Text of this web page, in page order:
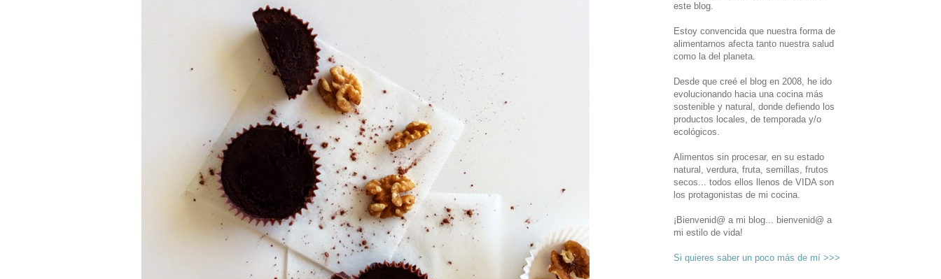
este blog.
Estoy convencida que nuestra forma de
alimentarnos afecta tanto nuestra salud
como la del planeta.
Desde que creé el blog en 2008, he ido
evolucionando hacia una cocina más
sostenible y natural, donde defiendo los
productos locales, de temporada y/o
ecológicos.
Alimentos sin procesar, en su estado
natural, verdura, fruta, semillas, frutos
secos... todos ellos llenos de VIDA son
los protagonistas de mi cocina.
¡Bienvenid@ a mi blog... bienvenid@ a
mi estilo de vida!
Si quieres saber un poco más de mí >>>